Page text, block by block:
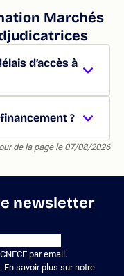
Marchés
d’accès à
?
de la page le 07/08/2026
newsletter
par email.
savoir plus sur notre